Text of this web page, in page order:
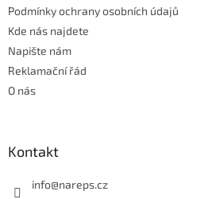
Podmínky ochrany osobních údajů
Kde nás najdete
Napište nám
Reklamační řád
O nás
Kontakt
info@nareps.cz